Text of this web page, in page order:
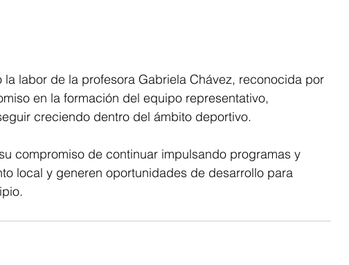
labor de la profesora Gabriela Chávez, reconocida por
en la formación del equipo representativo,
creciendo dentro del ámbito deportivo.
compromiso de continuar impulsando programas y
local y generen oportunidades de desarrollo para